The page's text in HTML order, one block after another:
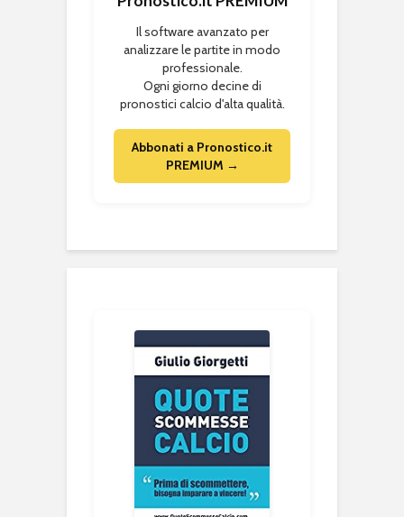
Il software avanzato per
analizzare le partite in modo
professionale.
Ogni giorno decine di
pronostici calcio d'alta qualità.
Abbonati a Pronostico.it
PREMIUM →